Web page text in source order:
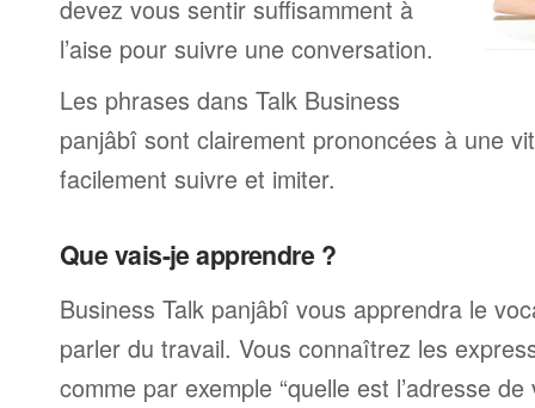
devez vous sentir suffisamment à
l’aise pour suivre une conversation.
Les phrases dans Talk Business
panjâbî sont clairement prononcées à une
facilement suivre et imiter.
Que vais-je apprendre ?
Business Talk panjâbî vous apprendra le
parler du travail. Vous connaîtrez les
comme par exemple “quelle est l’adresse